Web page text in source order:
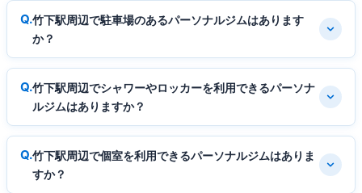
竹下駅周辺で駐車場のあるパーソナルジムはあります
か？
竹下駅周辺でシャワーやロッカーを利用できるパーソナ
ルジムはありますか？
竹下駅周辺で個室を利用できるパーソナルジムはありま
すか？